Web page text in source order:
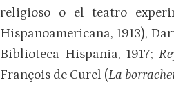
religioso o el teatro
Hispanoamericana, 1913),
Biblioteca Hispania, 1917;
François de Curel (La